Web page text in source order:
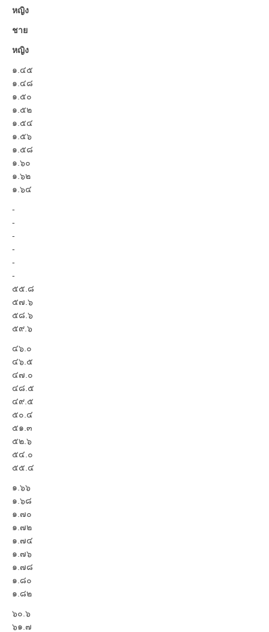
หญิง
ชาย
หญิง
๑.๔๕
๑.๔๘
๑.๕๐
๑.๕๒
๑.๕๔
๑.๕๖
๑.๕๘
๑.๖๐
๑.๖๒
๑.๖๔
-
-
-
-
-
-
๕๕.๘
๕๗.๖
๕๘.๖
๕๙.๖
๔๖.๐
๔๖.๕
๔๗.๐
๔๘.๕
๔๙.๕
๕๐.๔
๕๑.๓
๕๒.๖
๕๔.๐
๕๕.๔
๑.๖๖
๑.๖๘
๑.๗๐
๑.๗๒
๑.๗๔
๑.๗๖
๑.๗๘
๑.๘๐
๑.๘๒
๖๐.๖
๖๑.๗